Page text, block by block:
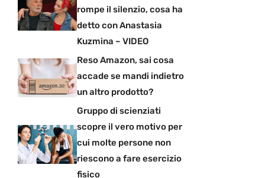
rompe il silenzio, cosa ha
detto con Anastasia
Kuzmina – VIDEO
Reso Amazon, sai cosa
accade se mandi indietro
un altro prodotto?
Gruppo di scienziati
scopre il vero motivo per
cui molte persone non
riescono a fare esercizio
fisico